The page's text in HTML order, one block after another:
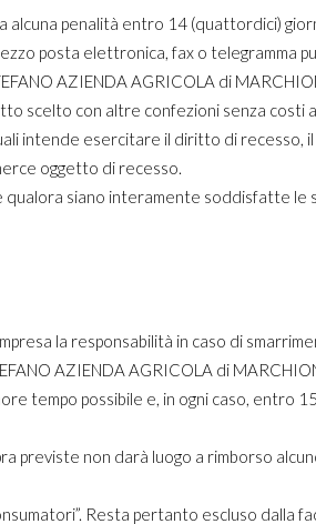
penalità entro 14 (quattordici)
posta elettronica, fax o telegramma
AZIENDA AGRICOLA di
scelto con altre confezioni senza costi
intende esercitare il diritto di recesso, il
oggetto di recesso.
siano interamente soddisfatte le
la responsabilità in caso di
AZIENDA AGRICOLA di
tempo possibile e, in ogni caso, entro
previste non darà luogo a rimborso
Resta pertanto escluso dalla